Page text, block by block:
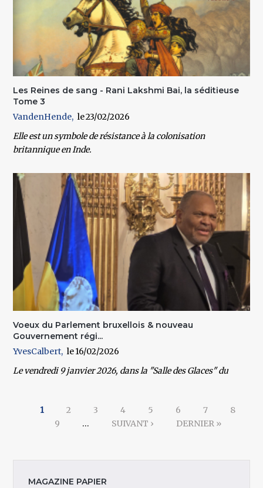
Les Reines de sang - Rani Lakshmi Bai, la séditieuse
Tome 3
VandenHende
23/02/2026
Elle est un symbole de résistance à la colonisation
britannique en Inde.
Voeux du Parlement bruxellois & nouveau
Gouvernement régi...
YvesCalbert
16/02/2026
Levendredi 9 janvier 2026, dans la "Salle des Glaces"du
1 2 3 4 5 6 7
8
9
… SUIVANT › DERNIER »
MAGAZINE PAPIER